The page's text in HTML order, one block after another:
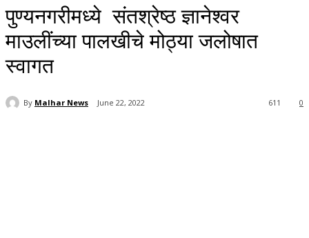
पुण्यनगरीमध्ये संतश्रेष्ठ ज्ञानेश्वर
माउलींच्या पालखीचे मोठ्या जलोषात
स्वागत
By Malhar News June 22, 2022 0
611